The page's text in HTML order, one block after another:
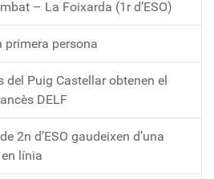
– La Foixarda (1r d’ESO)
primera persona
del Puig Castellar obtenen el
DELF
2n d’ESO gaudeixen d’una
línia